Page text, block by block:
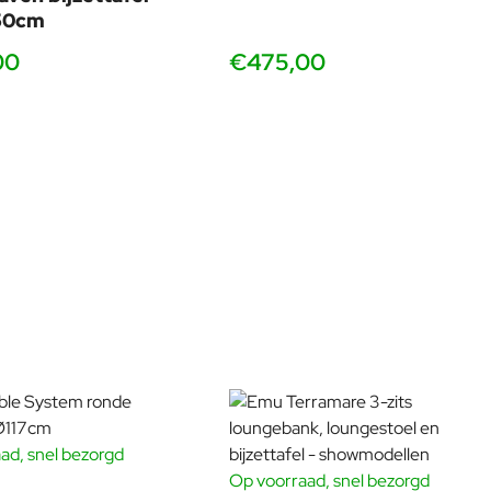
ontstaat er een set die aanvoelt als één geheel:
zijn.
maar wél met spanning en comfortlagen.
€475,00
snel bezorgd
BUNDELKORTING
Op voorraad, snel bezorgd